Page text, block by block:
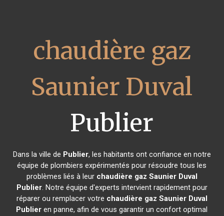
chaudière gaz
Saunier Duval
Publier
Dans la ville de Publier, les habitants ont confiance en notre
équipe de plombiers expérimentés pour résoudre tous les
problèmes liés à leur chaudière gaz Saunier Duval
Publier. Notre équipe d'experts intervient rapidement pour
réparer ou remplacer votre chaudière gaz Saunier Duval
Publier en panne, afin de vous garantir un confort optimal